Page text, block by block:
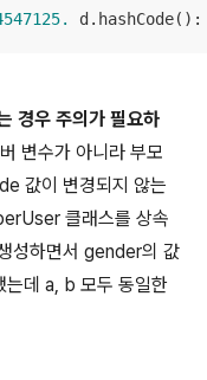
경우 주의가 필요하
변수가 아니라 부모
값이 변경되지 않는
클래스를 상속
성하면서 gender의 값
는데 a, b 모두 동일한